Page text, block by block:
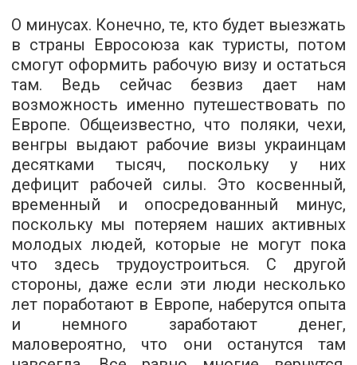
О минусах. Конечно, те, кто будет выезжать
в страны Евросоюза как туристы, потом
смогут оформить рабочую визу и остаться
там. Ведь сейчас безвиз дает нам
возможность именно путешествовать по
Европе. Общеизвестно, что поляки, чехи,
венгры выдают рабочие визы украинцам
десятками тысяч, поскольку у них
дефицит рабочей силы. Это косвенный,
временный и опосредованный минус,
поскольку мы потеряем наших активных
молодых людей, которые не могут пока
что здесь трудоустроиться. С другой
стороны, даже если эти люди несколько
лет поработают в Европе, наберутся опыта
и немного заработают денег,
маловероятно, что они останутся там